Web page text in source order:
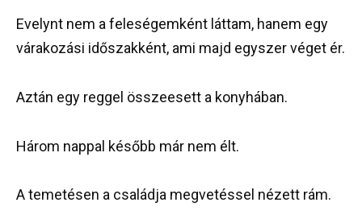
Evelynt nem a feleségemként láttam, hanem egy
várakozási időszakként, ami majd egyszer véget ér.
Aztán egy reggel összeesett a konyhában.
Három nappal később már nem élt.
A temetésen a családja megvetéssel nézett rám.